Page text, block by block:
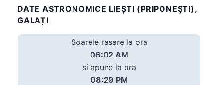
DATE ASTRONOMICE LIEŞTI (PRIPONEŞTI),
GALAȚI
Soarele rasare la ora
06:02 AM
si apune la ora
08:29 PM